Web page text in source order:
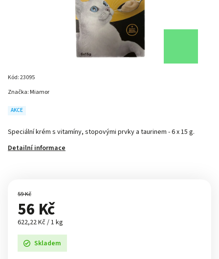
Kód:23095
Speciální krém s vitamíny, stopovými prvky a taurinem - 6 x 15 g.
Detailní informace
AKCE
Značka: Miamor
59 Kč
56 Kč
622,22 Kč / 1 kg
Skladem